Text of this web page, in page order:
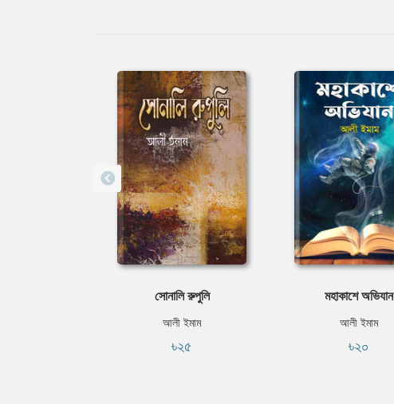
সোনালি রুপুলি
আলী ইমাম
৳২৫
মহাকাশে অভিযান
আলী ইমাম
৳২০